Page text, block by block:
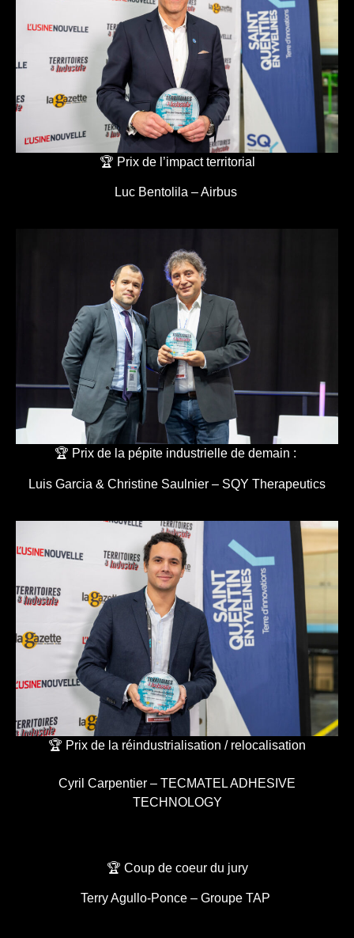
🏆 Prix de l’impact territorial
Luc Bentolila – Airbus
🏆 Prix de la pépite industrielle de demain :
Luis Garcia & Christine Saulnier – SQY Therapeutics
🏆 Prix de la réindustrialisation / relocalisation
Cyril Carpentier – TECMATEL ADHESIVE
TECHNOLOGY
🏆 Coup de coeur du jury
Terry Agullo-Ponce – Groupe TAP